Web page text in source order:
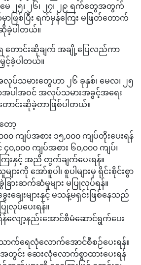
၂၅၊ ၂၆၊ ၂၇၊ ၂၉ ရက်တွေအတွက်
ာဖြစ်ပြီး ရက်မှန်ကြေး မဖြတ်တောက်
ခဲ့ပါတယ်။
တောင်းဆိုချက် အချို့ပြေလည်ကာ
င့်ခဲ့ပါတယ်။
လုပ်သမားတွေဟာ ၂၆ ခုနှစ်၊ မေလ၊ ၂၅
ပါအဝင် အလုပ်သမားအခွင့်အရေး
ောင်းဆိုခဲ့တာဖြစ်ပါတယ်။
ော့
၀၀ ကျပ်အစား ၁၅,၀၀၀ ကျပ်တိုးပေးရန်
၀,၀၀၀ ကျပ်အစား ၆၀,၀၀၀ ကျပ်၊
ေးနှင့် အညီ တွက်ချက်ပေးရန်။
ျားကို အော်စူပါ၊ စူပါများမှ ရိုင်းစိုင်းစွာ
ခြားဆက်ဆံမှုများ မပြုလုပ်ရန်။
းချေးများနှင့် မသန့်မရှင်းဖြစ်နေသည်
ြုလုပ်ပေးရန်။
ျော့နည်းအောင်စီမံဆောင်ရွက်ပေး
ာက်ရေလုံလောက်အောင်စီစဉ်ပေးရန်။
အတွင်း ဆေးလုံလောက်စွာထားပေးရန်